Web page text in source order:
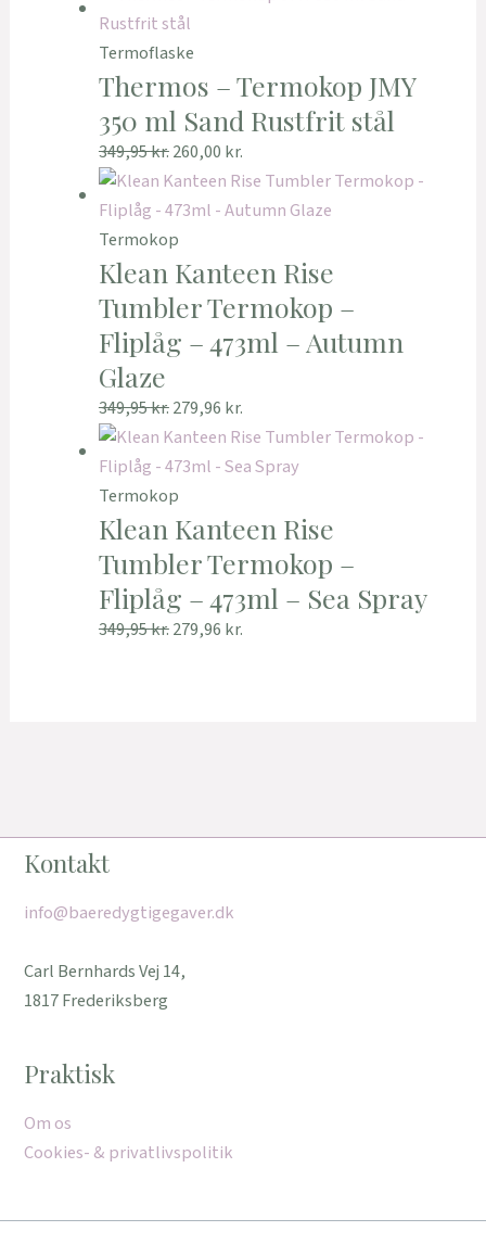
Termoflaske
Thermos – Termokop JMY
350 ml Sand Rustfrit stål
349,95kr.260,00 kr.
Termokop
Klean Kanteen Rise
Tumbler Termokop –
Fliplåg – 473ml – Autumn
Glaze
349,95kr.279,96 kr.
Termokop
Klean Kanteen Rise
Tumbler Termokop –
Fliplåg – 473ml – Sea Spray
349,95kr.279,96 kr.
Kontakt
info@baeredygtigegaver.dk
Carl Bernhards Vej 14,
1817 Frederiksberg
Praktisk
Om os
Cookies- & privatlivspolitik